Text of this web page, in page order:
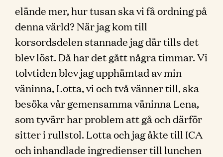
elände mer, hur tusan ska vi få ordning på
denna värld? När jag kom till
korsordsdelen stannade jag där tills det
blev löst. Då har det gått några timmar. Vi
tolvtiden blev jag upphämtad av min
väninna, Lotta, vi och två vänner till, ska
besöka vår gemensamma väninna Lena,
som tyvärr har problem att gå och därför
sitter i rullstol. Lotta och jag åkte till ICA
och inhandlade ingredienser till lunchen